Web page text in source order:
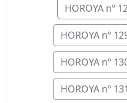
HOROYA nº
HOROYA nº
HOROYA nº
HOROYA nº